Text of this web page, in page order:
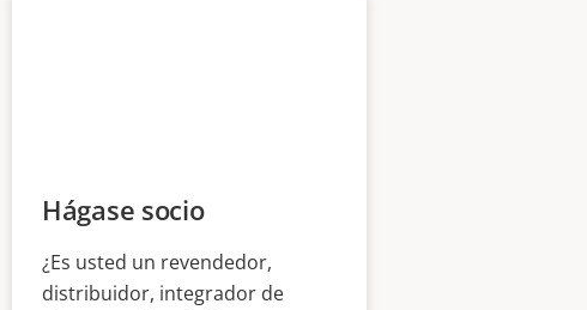
Hágase socio
¿Es usted un revendedor,
distribuidor, integrador de